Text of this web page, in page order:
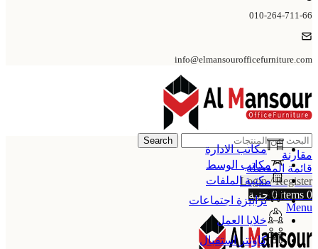
010-264-711-66
info@elmansourofficefurniture.com
Search
مقارنة
قائمة المفضلة
Login / Register
0
items
0 جنية
Menu
مكاتب الادارة
مكاتب الوسط
مكتبة الملفات
ترابيزة اجتماعات
خلايا العمل
كاونتر استقبال